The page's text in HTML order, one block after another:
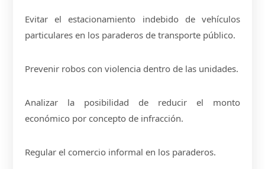
Evitar el estacionamiento indebido de vehículos
particulares en los paraderos de transporte público.
Prevenir robos con violencia dentro de las unidades.
Analizar la posibilidad de reducir el monto
económico por concepto de infracción.
Regular el comercio informal en los paraderos.